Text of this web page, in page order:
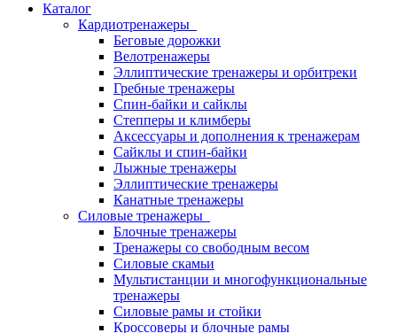
Каталог
Кардиотренажеры
Беговые дорожки
Велотренажеры
Эллиптические тренажеры и орбитреки
Гребные тренажеры
Спин-байки и сайклы
Степперы и климберы
Аксессуары и дополнения к тренажерам
Сайклы и спин-байки
Лыжные тренажеры
Эллиптические тренажеры
Канатные тренажеры
Силовые тренажеры
Блочные тренажеры
Тренажеры со свободным весом
Силовые скамьи
Мультистанции и многофункциональные
тренажеры
Силовые рамы и стойки
Кроссоверы и блочные рамы